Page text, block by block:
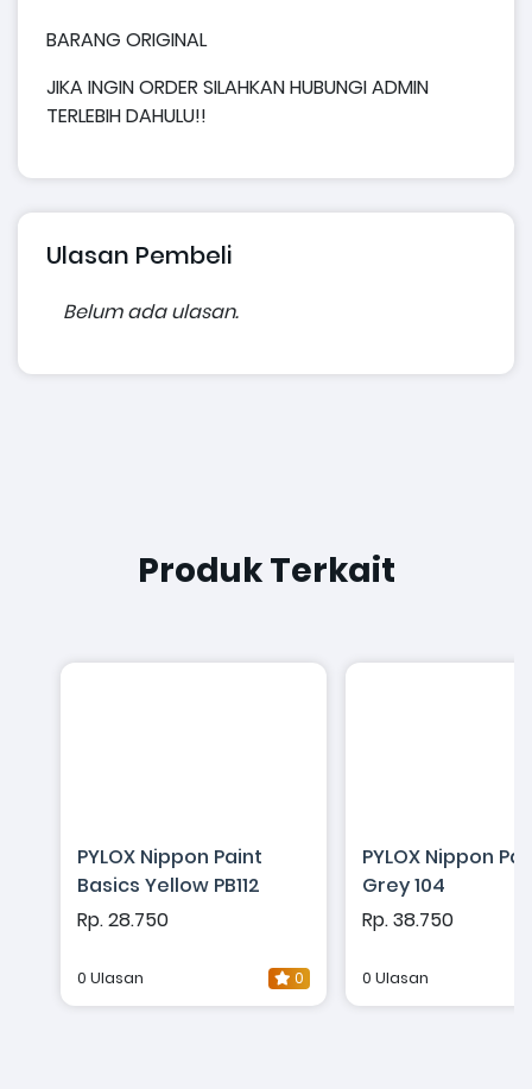
BARANG ORIGINAL
JIKA INGIN ORDER SILAHKAN HUBUNGI ADMIN
TERLEBIH DAHULU!!
Ulasan Pembeli
Belum ada ulasan.
Produk Terkait
PYLOX Nippon Paint
Basics Yellow PB112
Rp. 28.750
0 Ulasan 0
PYLOX Nippon
Grey 104
Rp. 38.750
0 Ulasan